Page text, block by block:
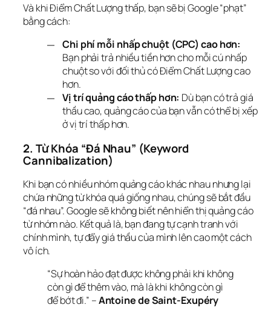
Và khi Điểm Chất Lượng thấp, bạn sẽ bị Google “phạt”
bằng cách:
Chi phí mỗi nhấp chuột (CPC) cao hơn:
Bạn phải trả nhiều tiền hơn cho mỗi cú nhấp
chuột so với đối thủ có Điểm Chất Lượng cao
hơn.
Vị trí quảng cáo thấp hơn: Dù bạn có trả giá
thầu cao, quảng cáo của bạn vẫn có thể bị xếp
ở vị trí thấp hơn.
2. Từ Khóa “Đá Nhau” (Keyword
Cannibalization)
Khi bạn có nhiều nhóm quảng cáo khác nhau nhưng lại
chứa những từ khóa quá giống nhau, chúng sẽ bắt đầu
“đá nhau”. Google sẽ không biết nên hiển thị quảng cáo
từ nhóm nào. Kết quả là, bạn đang tự cạnh tranh với
chính mình, tự đẩy giá thầu của mình lên cao một cách
vô ích.
“Sự hoàn hảo đạt được không phải khi không
còn gì để thêm vào, mà là khi không còn gì
để bớt đi.” – Antoine de Saint-Exupéry